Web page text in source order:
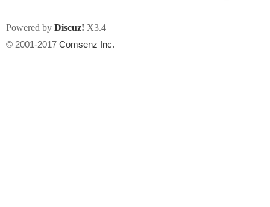
Powered by Discuz! X3.4
© 2001-2017 Comsenz Inc.